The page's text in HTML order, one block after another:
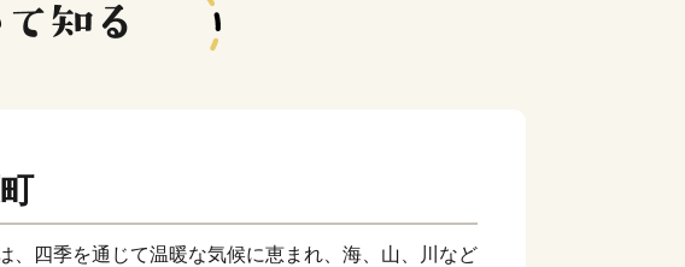
、四季を通じて温暖な気候に恵まれ、海、山、川など